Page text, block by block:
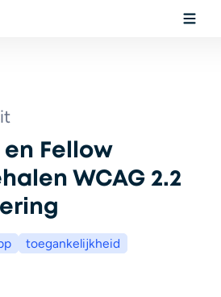
Boek een demo
en Fellow
WCAG 2.2
toegankelijkheid